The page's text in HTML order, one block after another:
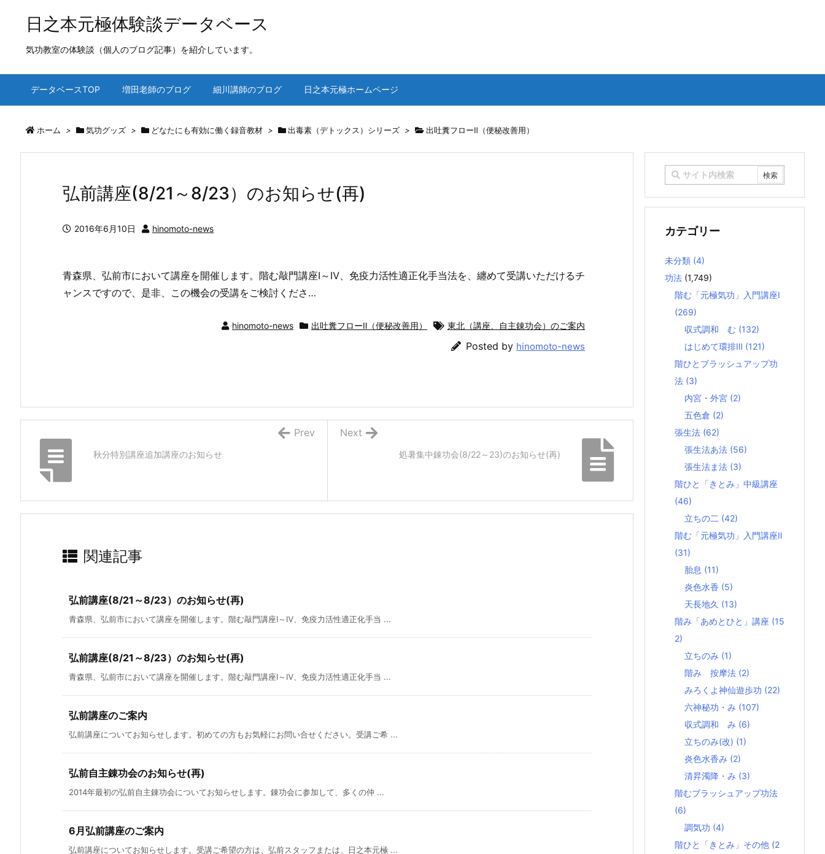
日之本元極体験談データベース
気功教室の体験談（個人のブログ記事）を紹介しています。
データベースTOP 増田老師のブログ 細川講師のブログ 日之本元極ホームページ
ホーム > 気功グッズ > どなたにも有効に働く録音教材 > 出毒素（デトックス）シリーズ > 出吐糞フローⅡ（便秘改善用）
弘前講座(8/21～8/23）のお知らせ(再)
2016年6月10日 hinomoto-news
青森県、弘前市において講座を開催します。階む敲門講座Ⅰ～Ⅳ、免疫力活性適正化手当法を、纏めて受講いただけるチ
ャンスですので、是非、この機会の受講をご検討くださ…
hinomoto-news 出吐糞フローⅡ（便秘改善用） 東北（講座、自主錬功会）のご案内
Posted by hinomoto-news
処暑集中錬功会(8/22～23)のお知らせ(再)
Next
秋分特別講座追加講座のお知らせ
Prev
関連記事
弘前講座(8/21～8/23）のお知らせ(再)
青森県、弘前市において講座を開催します。階む敲門講座Ⅰ～Ⅳ、免疫力活性適正化手当 ...
弘前講座(8/21～8/23）のお知らせ(再)
青森県、弘前市において講座を開催します。階む敲門講座Ⅰ～Ⅳ、免疫力活性適正化手当 ...
弘前講座のご案内
弘前講座についてお知らせします。初めての方もお気軽にお問い合せください。受講ご希 ...
弘前自主錬功会のお知らせ(再)
2014年最初の弘前自主錬功会についてお知らせします。錬功会に参加して、多くの仲 ...
6月弘前講座のご案内
弘前講座についてお知らせします。受講ご希望の方は、弘前スタッフまたは、日之本元極 ...
カテゴリー
未分類 (4)
功法 (1,749)
階む「元極気功」入門講座Ⅰ
(269)
収式調和 む (132)
はじめて環排Ⅲ (121)
階ひとブラッシュアップ功
法 (3)
内宮・外宮 (2)
五色倉 (2)
張生法 (62)
張生法あ法 (56)
張生法ま法 (3)
階ひと「きとみ」中級講座
(46)
立ちの二 (42)
階む「元極気功」入門講座Ⅱ
(31)
胎息 (11)
炎色水香 (5)
天長地久 (13)
階み「あめとひと」講座 (15
2)
立ちのみ (1)
階み 按摩法 (2)
みろくよ神仙遊歩功 (22)
六神秘功・み (107)
収式調和 み (6)
立ちのみ(改) (1)
炎色水香み (2)
清昇濁降・み (3)
階むブラッシュアップ功法
(6)
調気功 (4)
階ひと「きとみ」その他 (2